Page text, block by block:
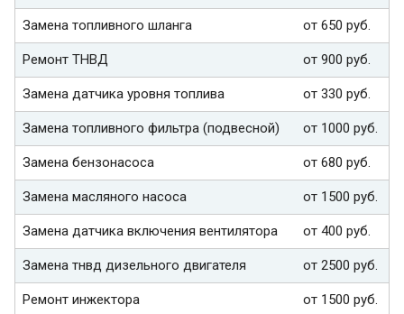
Замена топливного шланга от 650 руб.
Ремонт ТНВД от 900 руб.
Замена датчика уровня топлива от 330 руб.
Замена топливного фильтра (подвесной) от 1000 руб.
Замена бензонасоса от 680 руб.
Замена масляного насоса от 1500 руб.
Замена датчика включения вентилятора от 400 руб.
Замена тнвд дизельного двигателя от 2500 руб.
Ремонт инжектора от 1500 руб.